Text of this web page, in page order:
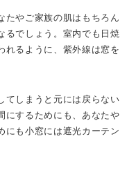
たやご家族の肌はもちろん
でしょう。 室内でも日焼
れるように、紫外線は窓を
てしまうと元には戻らない
にするためにも、あなたや
にも小窓には遮光カーテン